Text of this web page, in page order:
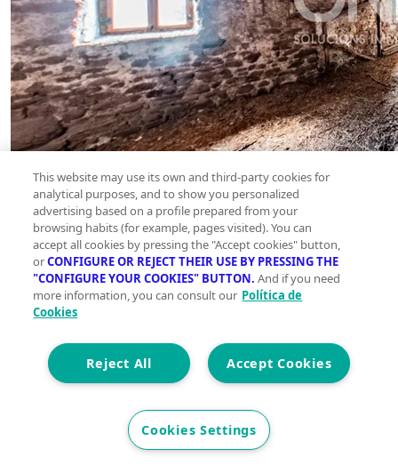
This website may use its own and third-party cookies for
analytical purposes, and to show you personalized
advertising based on a profile prepared from your
browsing habits (for example, pages visited). You can
accept all cookies by pressing the "Accept cookies" button,
orCONFIGURE OR REJECT THEIR USE BY PRESSING THE
"CONFIGURE YOUR COOKIES" BUTTON. And if you need
more information, you can consult our Política de
Cookies
Accept Cookies
Reject All
Cookies Settings